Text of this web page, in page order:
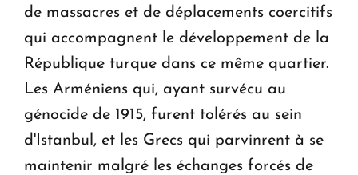
de massacres et de déplacements coercitifs
qui accompagnent le développement de la
République turque dans ce même quartier.
Les Arméniens qui, ayant survécu au
génocide de 1915, furent tolérés au sein
d'Istanbul, et les Grecs qui parvinrent à se
maintenir malgré les échanges forcés de